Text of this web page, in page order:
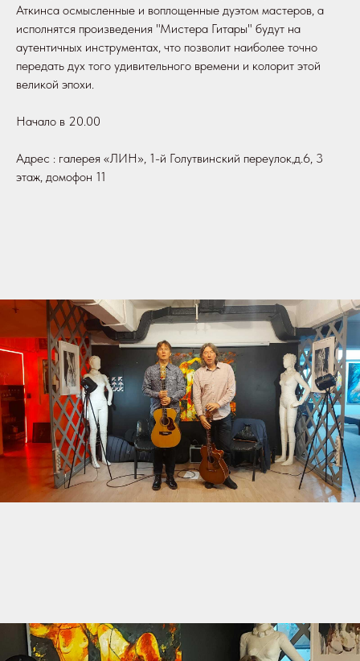
Аткинса осмысленные и воплощенные дуэтом мастеров, а
исполнятся произведения "Мистера Гитары" будут на
аутентичных инструментах, что позволит наиболее точно
передать дух того удивительного времени и колорит этой
великой эпохи.
Начало в 20.00
Адрес : галерея «ЛИН», 1-й Голутвинский переулок,д.6, 3
этаж, домофон 11